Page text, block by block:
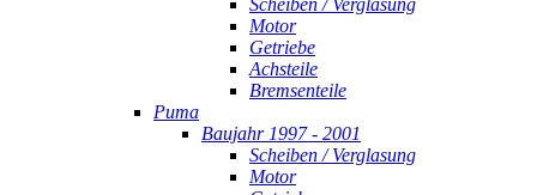
Scheiben / Verglasung
Motor
Getriebe
Achsteile
Bremsenteile
Puma
Baujahr 1997 - 2001
Scheiben / Verglasung
Motor